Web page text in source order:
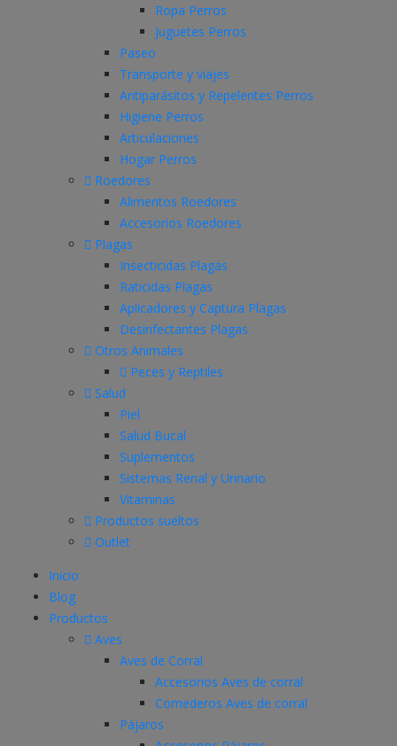
Ropa Perros
Juguetes Perros
Paseo
Transporte y viajes
Antiparásitos y Repelentes Perros
Higiene Perros
Articulaciones
Hogar Perros
Roedores
Alimentos Roedores
Accesorios Roedores
Plagas
Insecticidas Plagas
Raticidas Plagas
Aplicadores y Captura Plagas
Desinfectantes Plagas
Otros Animales
Peces y Reptiles
Salud
Piel
Salud Bucal
Suplementos
Sistemas Renal y Urinario
Vitaminas
Productos sueltos
Outlet
Inicio
Blog
Productos
Aves
Aves de Corral
Accesorios Aves de corral
Comederos Aves de corral
Pájaros